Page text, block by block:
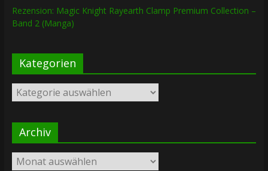
Rezension: Magic Knight Rayearth Clamp Premium Collection –
Band 2 (Manga)
Kategorien
Kategorien
Archiv
Archiv